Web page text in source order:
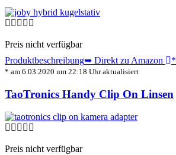
Preis nicht verfügbar
Produktbeschreibung➥ Direkt zu Amazon *
* am 6.03.2020 um 22:18 Uhr aktualisiert
TaoTronics Handy Clip On Linsen
Preis nicht verfügbar